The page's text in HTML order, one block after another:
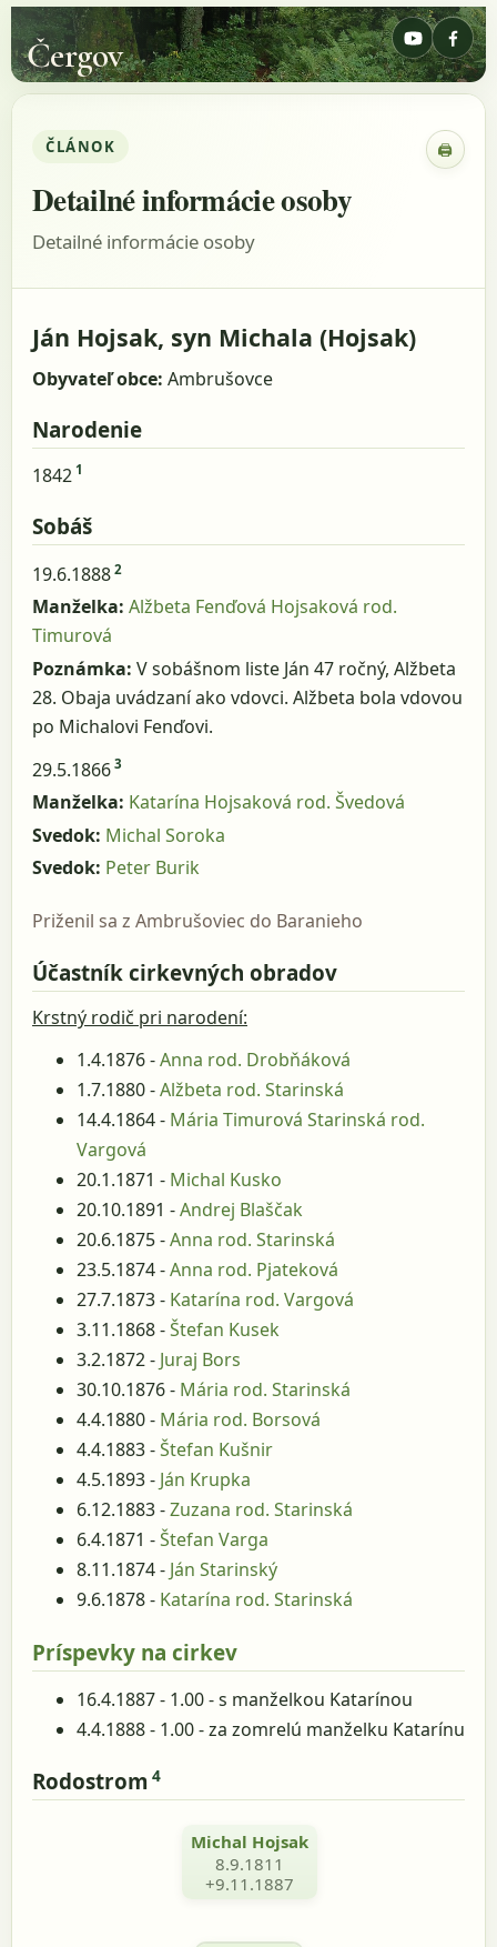
Čergov
ČLÁNOK 🖨
Detailné informácie osoby
Detailné informácie osoby
Ján Hojsak, syn Michala (Hojsak)
Obyvateľ obce: Ambrušovce
Narodenie
1842 1
Sobáš
19.6.1888 2
Manželka: Alžbeta Fenďová Hojsaková rod.
Timurová
Poznámka: V sobášnom liste Ján 47 ročný, Alžbeta
28. Obaja uvádzaní ako vdovci. Alžbeta bola vdovou
po Michalovi Fenďovi.
29.5.1866 3
Manželka: Katarína Hojsaková rod. Švedová
Svedok: Michal Soroka
Svedok: Peter Burik
Priženil sa z Ambrušoviec do Baranieho
Účastník cirkevných obradov
Krstný rodič pri narodení:
1.4.1876 -Anna rod. Drobňáková
1.7.1880 -Alžbeta rod. Starinská
14.4.1864 - Mária Timurová Starinská rod.
Vargová
20.1.1871 - Michal Kusko
20.10.1891 -Andrej Blaščak
20.6.1875 -Anna rod. Starinská
23.5.1874 -Anna rod. Pjateková
27.7.1873 - Katarína rod. Vargová
3.11.1868 -Štefan Kusek
3.2.1872 - Juraj Bors
30.10.1876 - Mária rod. Starinská
4.4.1880 - Mária rod. Borsová
4.4.1883 -Štefan Kušnir
4.5.1893 - Ján Krupka
6.12.1883 -Zuzana rod. Starinská
6.4.1871 -Štefan Varga
8.11.1874 - Ján Starinský
9.6.1878 - Katarína rod. Starinská
Príspevky na cirkev
16.4.1887 - 1.00 - s manželkou Katarínou
4.4.1888 - 1.00 - za zomrelú manželku Katarínu
Rodostrom 4
Michal Hojsak
8.9.1811
+9.11.1887